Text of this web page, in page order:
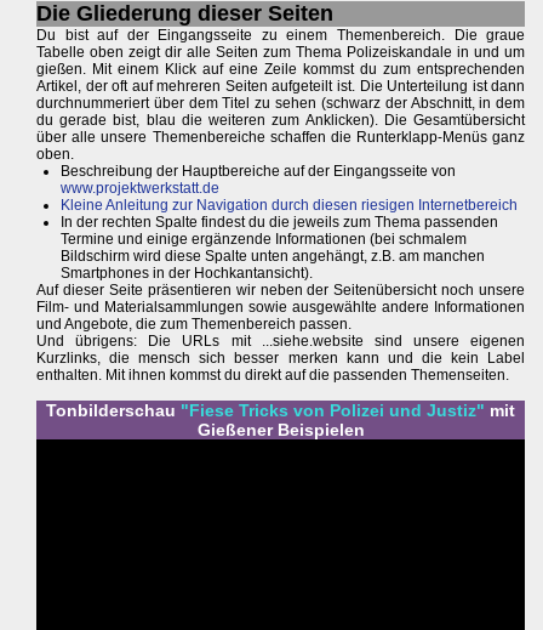
Die Gliederung dieser Seiten
Du bist auf der Eingangsseite zu einem Themenbereich. Die graue
Tabelle oben zeigt dir alle Seiten zum Thema Polizeiskandale in und um
gießen. Mit einem Klick auf eine Zeile kommst du zum entsprechenden
Artikel, der oft auf mehreren Seiten aufgeteilt ist. Die Unterteilung ist dann
durchnummeriert über dem Titel zu sehen (schwarz der Abschnitt, in dem
du gerade bist, blau die weiteren zum Anklicken). Die Gesamtübersicht
über alle unsere Themenbereiche schaffen die Runterklapp-Menüs ganz
oben.
Beschreibung der Hauptbereiche auf der Eingangsseite von
www.projektwerkstatt.de
Kleine Anleitung zur Navigation durch diesen riesigen Internetbereich
In der rechten Spalte findest du die jeweils zum Thema passenden
Termine und einige ergänzende Informationen (bei schmalem
Bildschirm wird diese Spalte unten angehängt, z.B. am manchen
Smartphones in der Hochkantansicht).
Auf dieser Seite präsentieren wir neben der Seitenübersicht noch unsere
Film- und Materialsammlungen sowie ausgewählte andere Informationen
und Angebote, die zum Themenbereich passen.
Und übrigens: Die URLs mit ...siehe.website sind unsere eigenen
Kurzlinks, die mensch sich besser merken kann und die kein Label
enthalten. Mit ihnen kommst du direkt auf die passenden Themenseiten.
Tonbilderschau "Fiese Tricks von Polizei und Justiz" mit
Gießener Beispielen